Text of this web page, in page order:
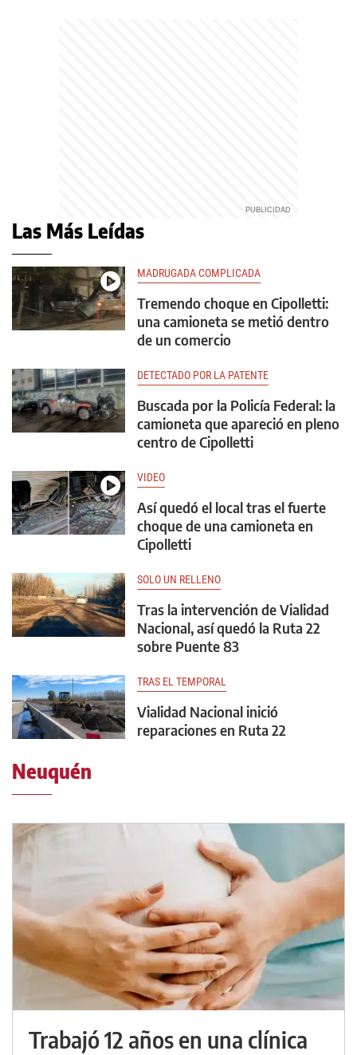
Las Más Leídas
MADRUGADA COMPLICADA
Tremendo choque en Cipolletti:
una camioneta se metió dentro
de un comercio
DETECTADO POR LA PATENTE
Buscada por la Policía Federal: la
camioneta que apareció en pleno
centro de Cipolletti
VIDEO
Así quedó el local tras el fuerte
choque de una camioneta en
Cipolletti
SOLO UN RELLENO
Tras la intervención de Vialidad
Nacional, así quedó la Ruta 22
sobre Puente 83
TRAS EL TEMPORAL
Vialidad Nacional inició
reparaciones en Ruta 22
Neuquén
Trabajó 12 años en una clínica